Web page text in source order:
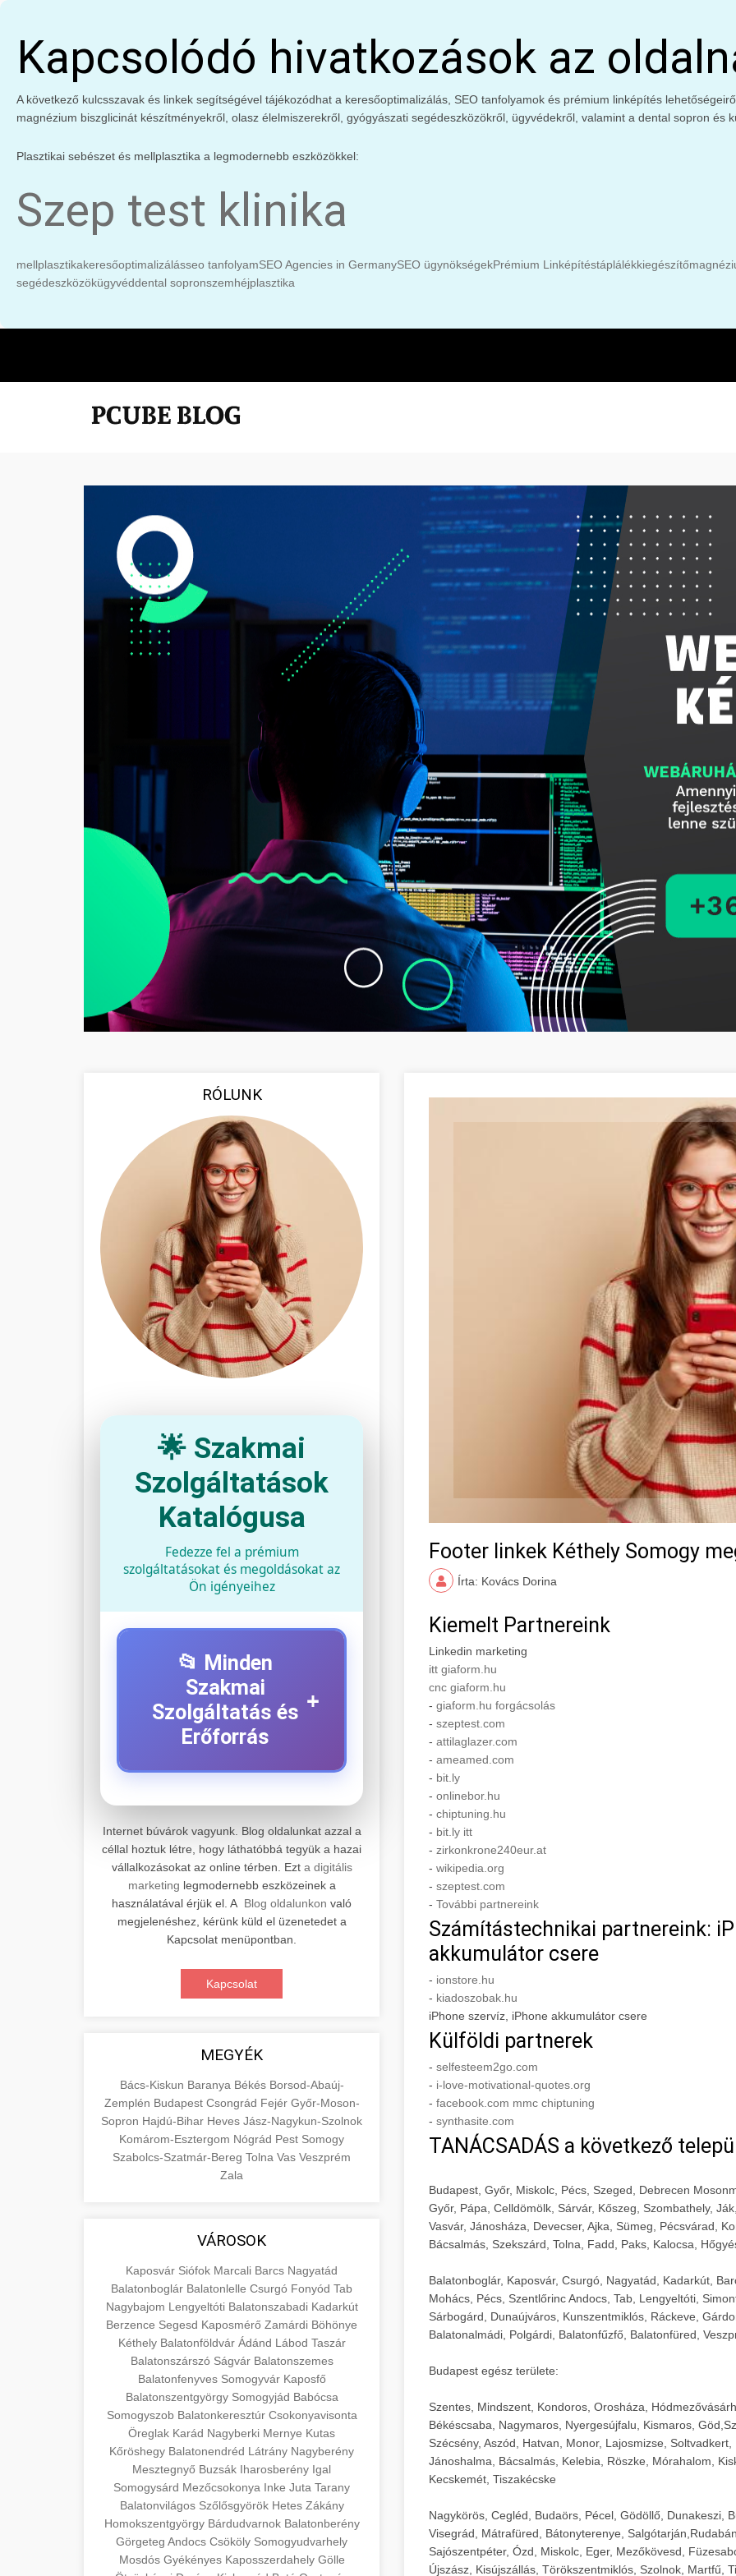
Kapcsolódó hivatkozások az
A következő kulcsszavak és linkek segítségével tájékozódhat a keresőoptimalizálás, SEO tanfolyamok és prémium linképítés
magnézium biszglicinát készítményekről, olasz élelmiszerekről, gyógyászati segédeszközökről, ügyvédekről, valamint a dental sopron és
Plasztikai sebészet és mellplasztika a legmodernebb eszközökkel:
Szep test klinika
mellplasztikakeresőoptimalizálásseo tanfolyamSEO Agencies in GermanySEO ügynökségekPrémium Linképítéstáplálékkiegészítő
segédeszközökügyvéddental sopronszemhéjplasztika
RÓLUNK
🌟 Szakmai
Szolgáltatások
Katalógusa
Fedezze fel a prémium
szolgáltatásokat és megoldásokat az
Ön igényeihez
📂 Minden
Szakmai
Szolgáltatás és
Erőforrás
+
+
Professzionális elektromos roller
javítási és karbantartási szolgáltatások.
Szakértő technikusaink minőségi
szervízt nyújtanak minden jelentős
márkához és modellhez.
Szervizközpont Látogatása
📊 2. Online Marketing
Ügynökség
+
Átfogó online marketing
közösségi média kezelést és digitális
hirdetéseket. Növekedés elérése
aimarketingugynokseg.hu
digitális ügynökségi szolgáltatások
🛴 3. Legjobb
Elektromos Roller
elektromos rollereket. Hasonlítsa össze
árakat megalapozott vásárlási
döntéshez.
Legjobb Modellek
Megtekintése
🔗 4. Prémium
Magas minőségű backlink beszerzési
szolgáltatások webhelye autoritásának
és keresőmotoros rangsorolásának
növeléséhez. Csak fehér kalapú
aimarketingugynokseg.hu
minőségi backlink szolgáltatás
📦 5. Termékek és
Szolgáltatások
+
fogalmait a közgazdaságtanban és az
üzleti életben. Ismerje meg a
terméktípusokat és szolgáltatási
kategóriákat.
en.wikipedia.org
gazdasági koncepciók
💶 6. EU-s Pénzek
Információk az EU finanszírozási
lehetőségeiről, pályázatokról és
pénzügyi támogatási programokról.
Maradjon tájékozott a vállalkozások és
projektek számára elérhető
forrásokról.
kozter.com - EU-s pénzek
EU pályázati programok
🚀 7. SEO Ügynökség +
Szakértő keresőmotor-optimalizálási
szolgáltatások webhelye
láthatóságának és organikus
forgalmának javításához. Technikai
SEO, tartalom optimalizálás és még sok
más.
onlinemarketing101.biz
keresési optimalizálási szakértők
💎 8. Mellplasztika +
Professzionális mellnagyobbítási
szolgáltatások tapasztalt sebészekkel.
Tudjon meg többet az eljárásokról, a
gyógyulásról és a konzultációs
lehetőségekről az esztétikai
fejlesztéshez.
szeptest.com
✨ 9. Hasplasztika +
Szakértő hasplasztikai eljárások
laposabb, feszesebb has eléréséhez.
Konzultáció minősített plasztikai
sebészekkel és átfogó utókezeléssel.
szeptest.com
👁️ 10. Szemhéjplasztika +
Professzionális blefaroplasztikai
eljárások megjelenése frissítéséhez.
📈 11. Paciensek
Internet búvárok vagyunk. Blog oldalunkat azzal a
céllal hoztuk létre, hogy láthatóbbá tegyük a hazai
vállalkozásokat az online térben. Ezt a digitális
marketing legmodernebb eszközeinek a
használatával érjük el. A Blog oldalunkon való
megjelenéshez, kérünk küld el üzenetedet a
Kapcsolat menüpontban.
Kapcsolat
MEGYÉK
Bács-Kiskun Baranya Békés Borsod-Abaúj-
Zemplén Budapest Csongrád Fejér Győr-Moson-
Sopron Hajdú-Bihar Heves Jász-Nagykun-Szolnok
Komárom-Esztergom Nógrád Pest Somogy
Szabolcs-Szatmár-Bereg Tolna Vas Veszprém
Zala
VÁROSOK
Kaposvár Siófok Marcali Barcs Nagyatád
Balatonboglár Balatonlelle Csurgó Fonyód Tab
Nagybajom Lengyeltóti Balatonszabadi Kadarkút
Berzence Segesd Kaposmérő Zamárdi Böhönye
Kéthely Balatonföldvár Ádánd Lábod Taszár
Balatonszárszó Ságvár Balatonszemes
Balatonfenyves Somogyvár Kaposfő
Balatonszentgyörgy Somogyjád Babócsa
Somogyszob Balatonkeresztúr Csokonyavisonta
Öreglak Karád Nagyberki Mernye Kutas
Kőröshegy Balatonendréd Látrány Nagyberény
Mesztegnyő Buzsák Iharosberény Igal
Somogysárd Mezőcsokonya Inke Juta Tarany
Balatonvilágos Szőlősgyörök Hetes Zákány
Homokszentgyörgy Bárdudvarnok Balatonberény
Görgeteg Andocs Csököly Somogyudvarhely
Mosdós Gyékényes Kaposszerdahely Gölle
Footer linkek Kéthely Somogy
Írta: Kovács Dorina
Kiemelt Partnereink
Linkedin marketing
itt giaform.hu
cnc giaform.hu
- giaform.hu forgácsolás
- szeptest.com
- attilaglazer.com
- ameamed.com
- bit.ly
- onlinebor.hu
- chiptuning.hu
- bit.ly itt
- zirkonkrone240eur.at
- wikipedia.org
- szeptest.com
- További partnereink
Számítástechnikai partnereink:
akkumulátor csere
- ionstore.hu
- kiadoszobak.hu
iPhone szervíz, iPhone akkumulátor csere
Külföldi partnerek
- selfesteem2go.com
- i-love-motivational-quotes.org
- facebook.com mmc chiptuning
- synthasite.com
TANÁCSADÁS a következő
Budapest, Győr, Miskolc, Pécs, Szeged, Debrecen
Győr, Pápa, Celldömölk, Sárvár, Kőszeg, Szombathely,
Vasvár, Jánosháza, Devecser, Ajka, Sümeg, Pécsvárad,
Bácsalmás, Szekszárd, Tolna, Fadd, Paks, Kalocsa,
Balatonboglár, Kaposvár, Csurgó, Nagyatád, Kadarkút,
Mohács, Pécs, Szentlőrinc Andocs, Tab, Lengyeltóti,
Sárbogárd, Dunaújváros, Kunszentmiklós, Ráckeve,
Balatonalmádi, Polgárdi, Balatonfűzfő, Balatonfüred,
Budapest egész területe:
Szentes, Mindszent, Kondoros, Orosháza,
Békéscsaba, Nagymaros, Nyergesújfalu, Kismaros,
Szécsény, Aszód, Hatvan, Monor, Lajosmizse,
Jánoshalma, Bácsalmás, Kelebia, Röszke, Mórahalom,
Kecskemét, Tiszakécske
Nagykörös, Cegléd, Budaörs, Pécel, Gödöllő, Dunakeszi,
Visegrád, Mátrafüred, Bátonyterenye,
Sajószentpéter, Ózd, Miskolc, Eger, Mezőkövesd,
Újszász, Kisújszállás, Törökszentmiklós, Szolnok, Martfű,